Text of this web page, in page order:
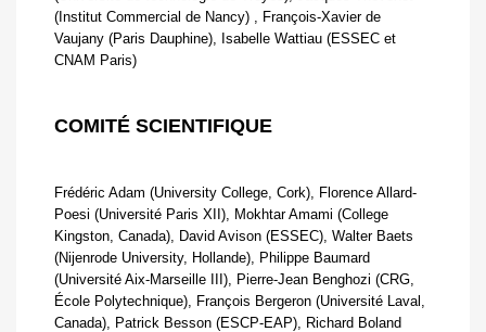
(Institut Commercial de Nancy) , François-Xavier de
Vaujany (Paris Dauphine), Isabelle Wattiau (ESSEC et
CNAM Paris)
COMITÉ SCIENTIFIQUE
Frédéric Adam (University College, Cork), Florence Allard-
Poesi (Université Paris XII), Mokhtar Amami (College
Kingston, Canada), David Avison (ESSEC), Walter Baets
(Nijenrode University, Hollande), Philippe Baumard
(Université Aix-Marseille III), Pierre-Jean Benghozi (CRG,
École Polytechnique), François Bergeron (Université Laval,
Canada), Patrick Besson (ESCP-EAP), Richard Boland